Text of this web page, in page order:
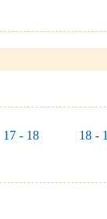
17 - 18 18 -